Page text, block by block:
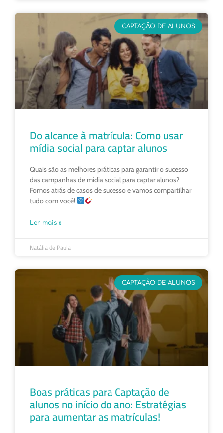
CAPTAÇÃO DE ALUNOS
Do alcance à matrícula: Como usar
mídia social para captar alunos
Quais são as melhores práticas para garantir o sucesso
das campanhas de mídia social para captar alunos?
Fomos atrás de casos de sucesso e vamos compartilhar
tudo com você!
Ler mais »
Natália de Paula
CAPTAÇÃO DE ALUNOS
Boas práticas para Captação de
alunos no início do ano: Estratégias
para aumentar as matrículas!